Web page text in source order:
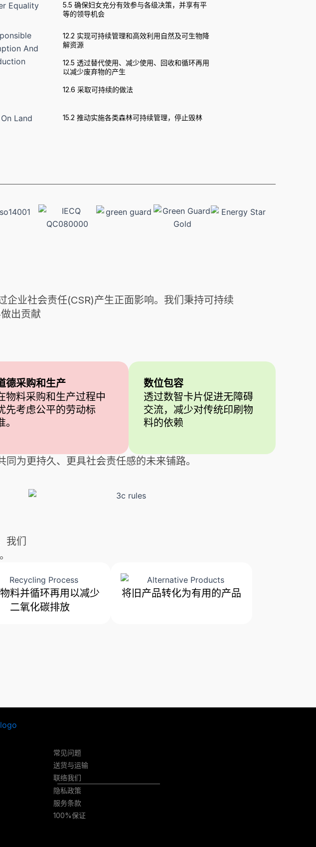
5.5 确保妇女充分有效参与各级决策，并享有平
等的领导机会
12.2 实现可持续管理和高效利用自然及可生物降
解资源
12.5 透过替代使用、减少使用、回收和循环再用
以减少废弃物的产生
12.6 采取可持续的做法
15.2 推动实施各类森林可持续管理，停止毁林
业社会责任(CSR)产生正面影响。我们秉持可持续
出贡献
德采购和生产
物料采购和生产过程中
先考虑公平的劳动标
。
数位包容
透过数智卡片促进无障碍
交流，减少对传统印刷物
料的依赖
为更持久、更具社会责任感的未来铺路。
我们
料并循环再用以减少
二氧化碳排放
将旧产品转化为有用的产品
常见问题
送货与运输
联络我们
隐私政策
服务条款
100%保证